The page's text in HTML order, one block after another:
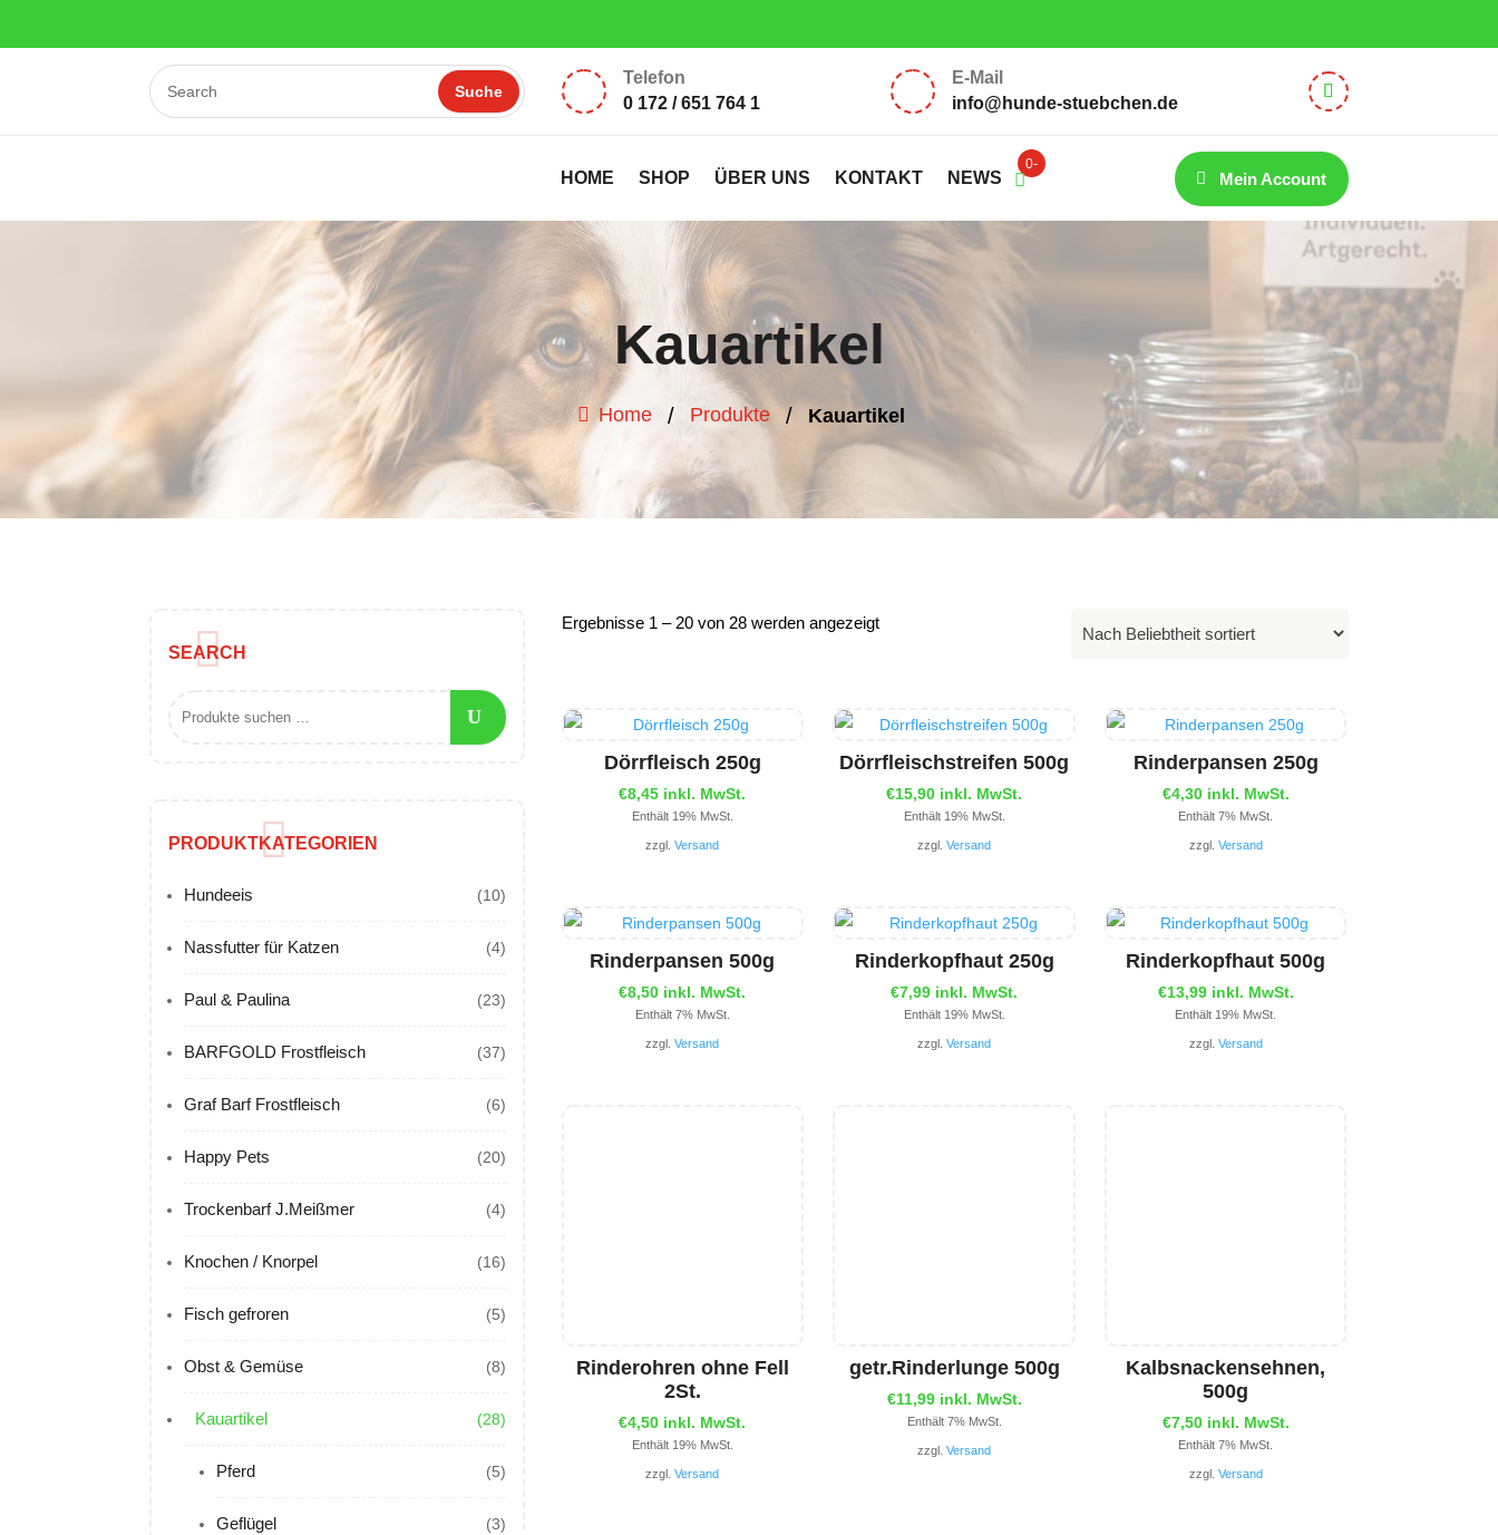
Telefon
0 172 / 651 764 1
E-Mail
info@hunde-stuebchen.de
HOME SHOP ÜBER UNS KONTAKT NEWS
0-
el
Mein Account
Kauartikel
Home / Produkte / Kauartikel
SEARCH
PRODUKTKATEGORIEN
Hundeeis (10)
Nassfutter für Katzen (4)
Paul & Paulina (23)
BARFGOLD Frostfleisch (37)
Graf Barf Frostfleisch (6)
Happy Pets (20)
Trockenbarf J.Meißmer (4)
Knochen / Knorpel (16)
Fisch gefroren (5)
Obst & Gemüse (8)
Kauartikel (28)
Pferd (5)
Geflügel (3)
Ergebnisse 1 – 20 von 28 werden angezeigt
Dörrfleisch 250g
€8,45 inkl. MwSt.
Enthält 19% MwSt.
zzgl.Versand
Dörrfleischstreifen 500g
€15,90 inkl. MwSt.
Enthält 19% MwSt.
zzgl.Versand
Rinderpansen 250g
€4,30 inkl. MwSt.
Enthält 7% MwSt.
zzgl. Versand
Rinderpansen 500g
€8,50 inkl. MwSt.
Enthält 7% MwSt.
zzgl.Versand
Rinderkopfhaut 250g
€7,99 inkl. MwSt.
Enthält 19% MwSt.
zzgl.Versand
Rinderkopfhaut 500g
€13,99 inkl. MwSt.
Enthält 19% MwSt.
zzgl. Versand
Rinderohren ohne Fell
2St.
€4,50 inkl. MwSt.
Enthält 19% MwSt.
zzgl.Versand
getr.Rinderlunge 500g
€11,99 inkl. MwSt.
Enthält 7% MwSt.
zzgl.Versand
Kalbsnackensehnen,
500g
€7,50 inkl. MwSt.
Enthält 7% MwSt.
zzgl. Versand